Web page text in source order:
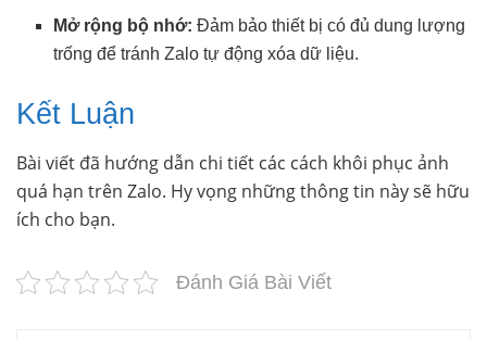
Mở rộng bộ nhớ: Đảm bảo thiết bị có đủ dung lượng
trống để tránh Zalo tự động xóa dữ liệu.
Kết Luận
Bài viết đã hướng dẫn chi tiết các cách khôi phục ảnh
quá hạn trên Zalo. Hy vọng những thông tin này sẽ hữu
ích cho bạn.
Đánh Giá Bài Viết